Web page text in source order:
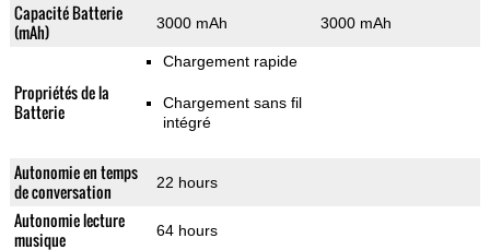
Capacité Batterie
(mAh)
3000 mAh 3000 mAh
Propriétés de la
Batterie
Chargement rapide
Chargement sans fil
intégré
Autonomie en temps
de conversation
22 hours
Autonomie lecture
musique
64 hours